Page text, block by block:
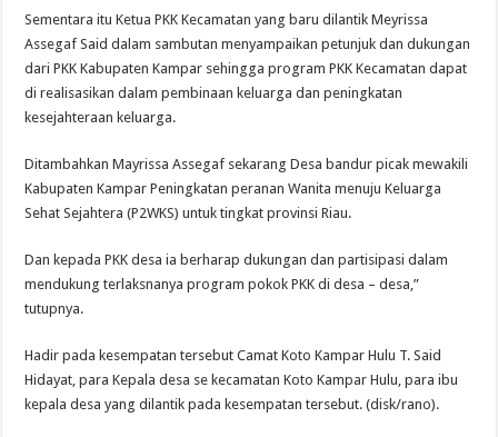
Sementara itu Ketua PKK Kecamatan yang baru dilantik Meyrissa
Assegaf Said dalam sambutan menyampaikan petunjuk dan dukungan
dari PKK Kabupaten Kampar sehingga program PKK Kecamatan dapat
di realisasikan dalam pembinaan keluarga dan peningkatan
kesejahteraan keluarga.
Ditambahkan Mayrissa Assegaf sekarang Desa bandur picak mewakili
Kabupaten Kampar Peningkatan peranan Wanita menuju Keluarga
Sehat Sejahtera (P2WKS) untuk tingkat provinsi Riau.
Dan kepada PKK desa ia berharap dukungan dan partisipasi dalam
mendukung terlaksnanya program pokok PKK di desa – desa,”
tutupnya.
Hadir pada kesempatan tersebut Camat Koto Kampar Hulu T. Said
Hidayat, para Kepala desa se kecamatan Koto Kampar Hulu, para ibu
kepala desa yang dilantik pada kesempatan tersebut. (disk/rano).